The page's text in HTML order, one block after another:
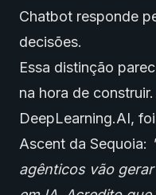
Chatbot responde
decisões.
Essa distinção
na hora de
DeepLearning.AI,
Ascent da Sequoia:
agênticos vão